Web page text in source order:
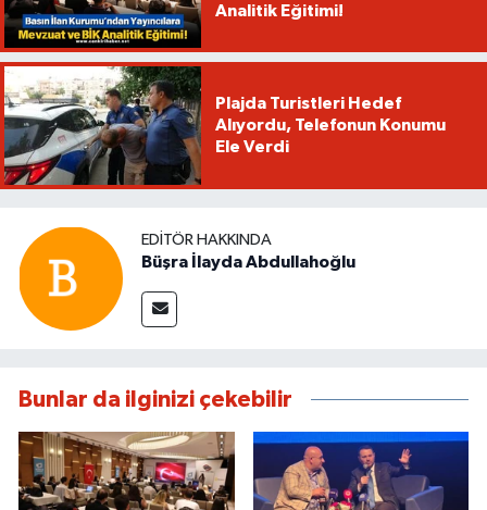
Analitik Eğitimi!
Plajda Turistleri Hedef
Alıyordu, Telefonun Konumu
Ele Verdi
EDITÖR HAKKINDA
Büşra İlayda Abdullahoğlu
Bunlar da ilginizi çekebilir